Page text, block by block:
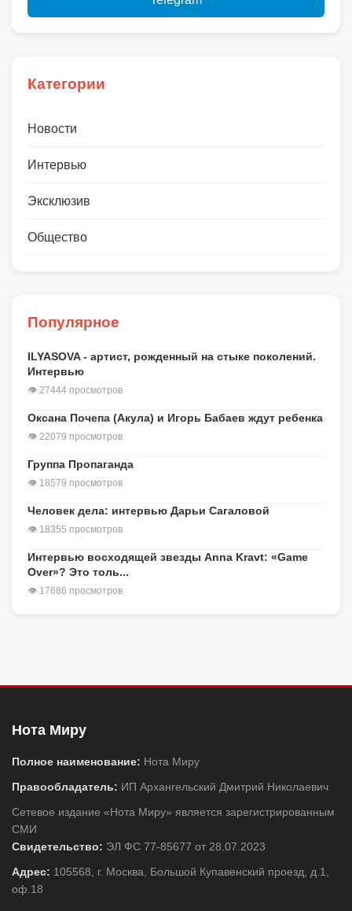
Категории
Новости
Интервью
Эксклюзив
Общество
Популярное
ILYASOVA - артист, рожденный на стыке поколений.
Интервью
👁 27444 просмотров
Оксана Почепа (Акула) и Игорь Бабаев ждут ребенка
👁 22079 просмотров
Группа Пропаганда
👁 18579 просмотров
Человек дела: интервью Дарьи Сагаловой
👁 18355 просмотров
Интервью восходящей звезды Anna Kravt: «Game
Over»? Это толь...
👁 17686 просмотров
Нота Миру
Полное наименование: Нота Миру
Правообладатель: ИП Архангельский Дмитрий Николаевич
Сетевое издание «Нота Миру» является зарегистрированным
СМИ
Свидетельство: ЭЛ ФС 77-85677 от 28.07.2023
Адрес: 105568, г. Москва, Большой Купавенский проезд, д.1,
оф.18